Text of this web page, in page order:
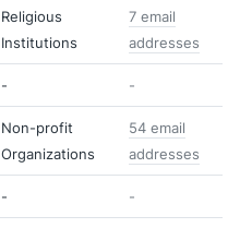
Religious
Institutions
7 email
addresses
- -
Non-profit
Organizations
54 email
addresses
- -